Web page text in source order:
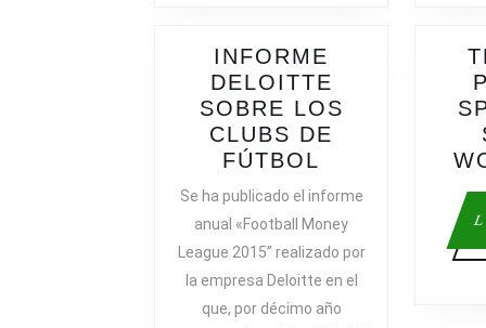
INFORME
DELOITTE
SOBRE LOS
CLUBS DE
FÚTBOL
DELOITTE
LOS
CLUBS
DE
FÚTBOL
Se ha publicado el informe
anual «Football Money
League 2015” realizado por
la empresa Deloitte en el
que, por décimo año